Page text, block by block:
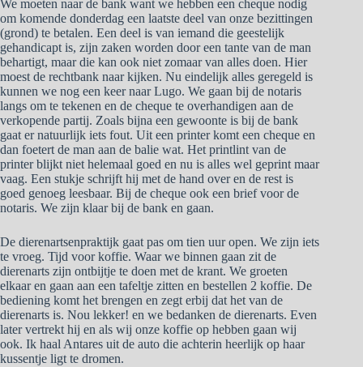
We moeten naar de bank want we hebben een cheque nodig
om komende donderdag een laatste deel van onze bezittingen
(grond) te betalen. Een deel is van iemand die geestelijk
gehandicapt is, zijn zaken worden door een tante van de man
behartigt, maar die kan ook niet zomaar van alles doen. Hier
moest de rechtbank naar kijken. Nu eindelijk alles geregeld is
kunnen we nog een keer naar Lugo. We gaan bij de notaris
langs om te tekenen en de cheque te overhandigen aan de
verkopende partij. Zoals bijna een gewoonte is bij de bank
gaat er natuurlijk iets fout. Uit een printer komt een cheque en
dan foetert de man aan de balie wat. Het printlint van de
printer blijkt niet helemaal goed en nu is alles wel geprint maar
vaag. Een stukje schrijft hij met de hand over en de rest is
goed genoeg leesbaar. Bij de cheque ook een brief voor de
notaris. We zijn klaar bij de bank en gaan.
De dierenartsenpraktijk gaat pas om tien uur open. We zijn iets
te vroeg. Tijd voor koffie. Waar we binnen gaan zit de
dierenarts zijn ontbijtje te doen met de krant. We groeten
elkaar en gaan aan een tafeltje zitten en bestellen 2 koffie. De
bediening komt het brengen en zegt erbij dat het van de
dierenarts is. Nou lekker! en we bedanken de dierenarts. Even
later vertrekt hij en als wij onze koffie op hebben gaan wij
ook. Ik haal Antares uit de auto die achterin heerlijk op haar
kussentje ligt te dromen.